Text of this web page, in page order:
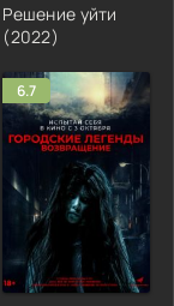
Решение уйти
(2022)
6.7